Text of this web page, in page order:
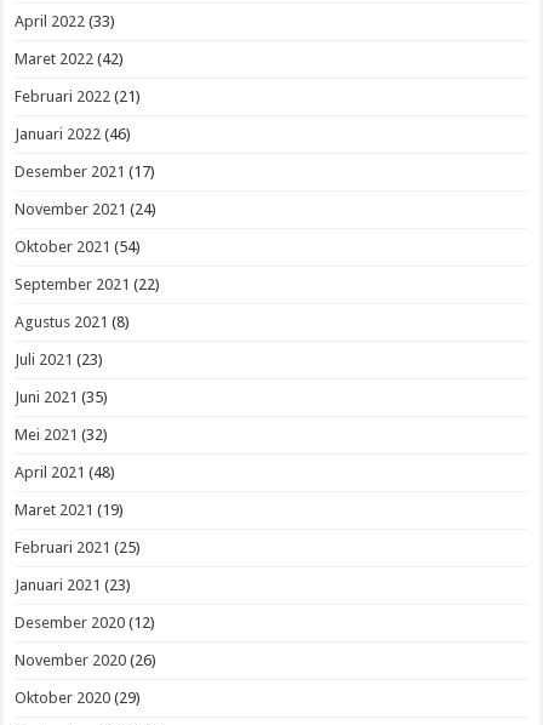
April 2022 (33)
Maret 2022 (42)
Februari 2022 (21)
Januari 2022 (46)
Desember 2021 (17)
November 2021 (24)
Oktober 2021 (54)
September 2021 (22)
Agustus 2021 (8)
Juli 2021 (23)
Juni 2021 (35)
Mei 2021 (32)
April 2021 (48)
Maret 2021 (19)
Februari 2021 (25)
Januari 2021 (23)
Desember 2020 (12)
November 2020 (26)
Oktober 2020 (29)